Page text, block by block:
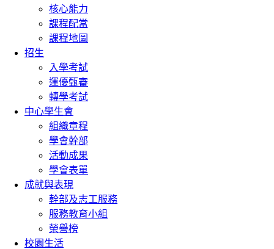
核心能力
課程配當
課程地圖
招生
入學考試
運優甄審
轉學考試
中心學生會
組織章程
學會幹部
活動成果
學會表單
成就與表現
幹部及志工服務
服務教育小組
榮譽榜
校園生活